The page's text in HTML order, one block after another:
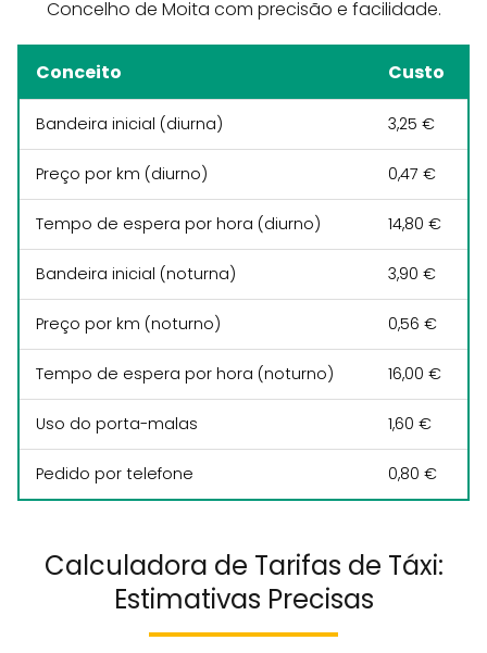
Concelho de Moita com precisão e facilidade.
Conceito Custo
Bandeira inicial (diurna) 3,25 €
Preço por km (diurno) 0,47 €
Tempo de espera por hora (diurno) 14,80 €
Bandeira inicial (noturna) 3,90 €
Preço por km (noturno) 0,56 €
Tempo de espera por hora (noturno) 16,00 €
Uso do porta-malas 1,60 €
Pedido por telefone 0,80 €
Calculadora de Tarifas de Táxi:
Estimativas Precisas